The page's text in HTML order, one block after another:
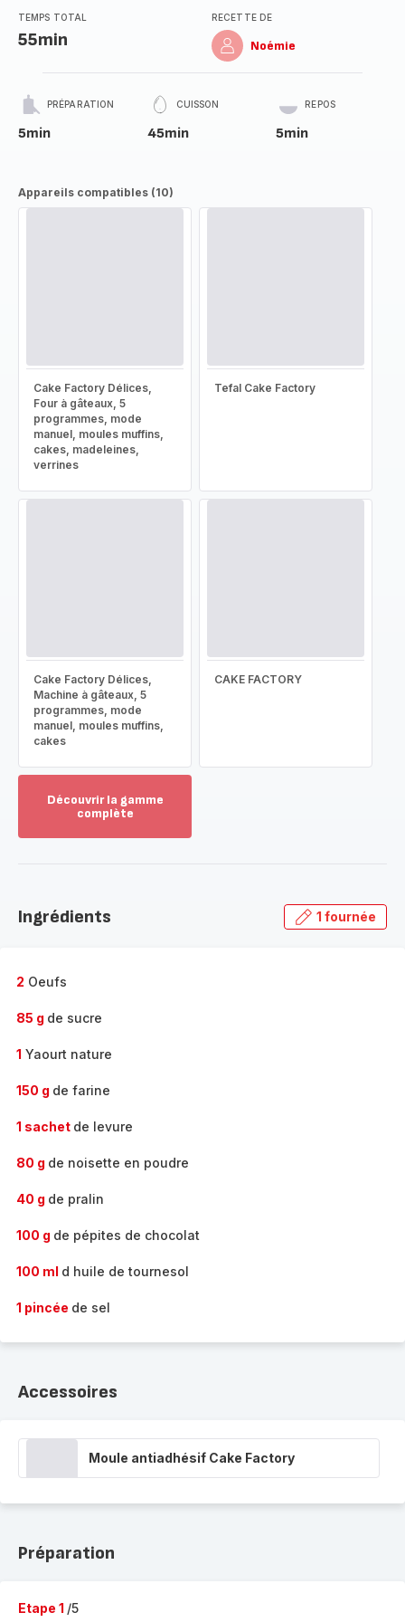
TEMPS TOTAL
55min
RECETTE DE
Noémie
PRÉPARATION
5min
CUISSON
45min
REPOS
5min
Appareils compatibles (10)
Cake Factory Délices,
Four à gâteaux, 5
programmes, mode
manuel, moules muffins,
cakes, madeleines,
verrines
Tefal Cake Factory
Cake Factory Délices,
Machine à gâteaux, 5
programmes, mode
manuel, moules muffins,
cakes
CAKE FACTORY
Découvrir la gamme
complète
gamme
Ingrédients 1 fournée
2 Oeufs
85 g de sucre
1 Yaourt nature
150 g de farine
1 sachet de levure
80 g de noisette en poudre
40 g de pralin
100 g de pépites de chocolat
100 ml d huile de tournesol
1 pincée de sel
Accessoires
Moule antiadhésif Cake Factory
Préparation
Etape 1 /5